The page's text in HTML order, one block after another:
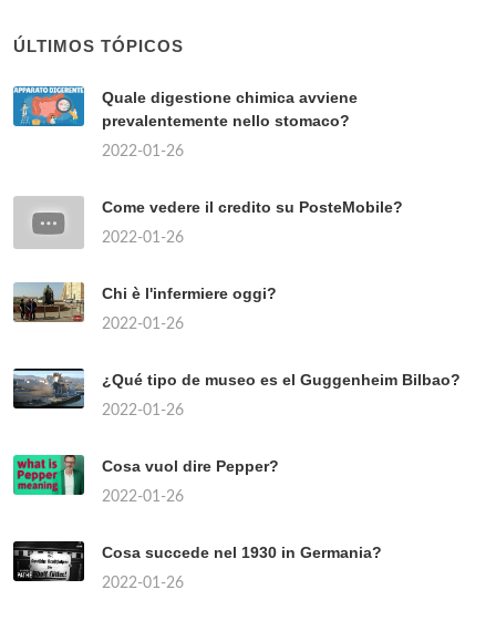
ÚLTIMOS TÓPICOS
Quale digestione chimica avviene
prevalentemente nello stomaco?
2022-01-26
Come vedere il credito su PosteMobile?
2022-01-26
Chi è l'infermiere oggi?
2022-01-26
¿Qué tipo de museo es el Guggenheim Bilbao?
2022-01-26
Cosa vuol dire Pepper?
2022-01-26
Cosa succede nel 1930 in Germania?
2022-01-26